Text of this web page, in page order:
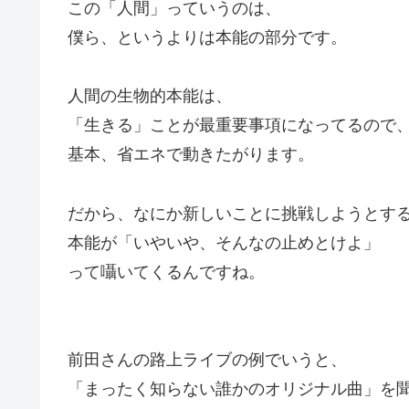
この「人間」っていうのは、
僕ら、というよりは本能の部分です。
人間の生物的本能は、
「生きる」ことが最重要事項になってるので、
基本、省エネで動きたがります。
だから、なにか新しいことに挑戦しようとする
本能が「いやいや、そんなの止めとけよ」
って囁いてくるんですね。
前田さんの路上ライブの例でいうと、
「まったく知らない誰かのオリジナル曲」を